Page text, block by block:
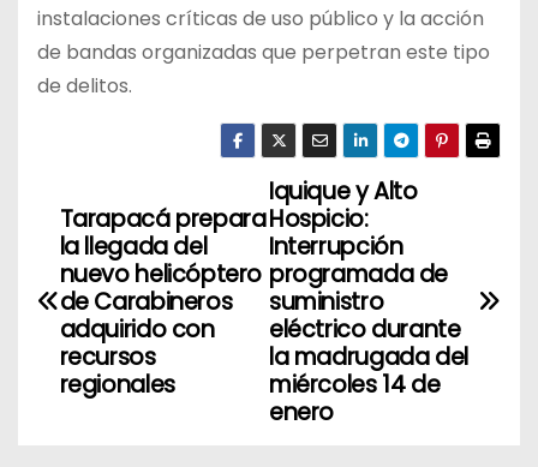
instalaciones críticas de uso público y la acción
de bandas organizadas que perpetran este tipo
de delitos.
N
v
Iquique y Alto
Hospicio:
Interrupción
programada de
suministro
eléctrico durante
la madrugada del
miércoles 14 de
enero
Tarapacá prepara
la llegada del
nuevo helicóptero
de Carabineros
adquirido con
recursos
regionales